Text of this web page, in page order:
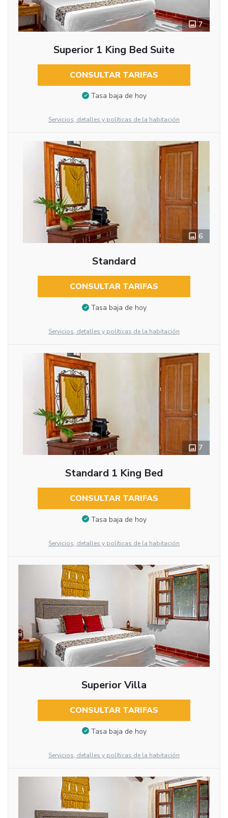
7
Superior 1 King Bed Suite
CONSULTAR TARIFAS
Tasa baja de hoy
Servicios, detalles y políticas de la habitación
6
Standard
CONSULTAR TARIFAS
Tasa baja de hoy
Servicios, detalles y políticas de la habitación
7
Standard 1 King Bed
CONSULTAR TARIFAS
Tasa baja de hoy
Servicios, detalles y políticas de la habitación
Superior Villa
CONSULTAR TARIFAS
Tasa baja de hoy
Servicios, detalles y políticas de la habitación